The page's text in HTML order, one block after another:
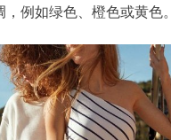
例如绿色、橙色或黄色。